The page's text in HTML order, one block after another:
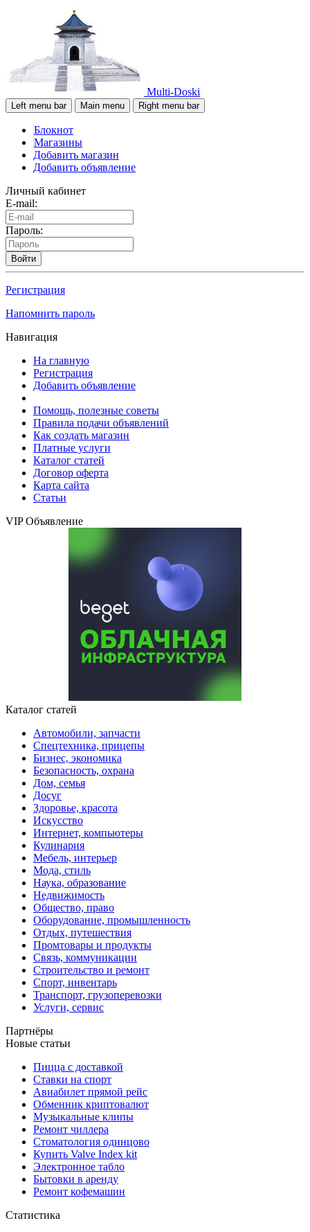
Multi-Doski
Left menu bar Main menu Right menu bar
Блокнот
Магазины
Добавить магазин
Добавить объявление
Личный кабинет
E-mail:
Пароль:
Войти
Регистрация
Напомнить пароль
Навигация
На главную
Регистрация
Добавить объявление
Помощь, полезные советы
Правила подачи объявлений
Как создать магазин
Платные услуги
Каталог статей
Договор оферта
Карта сайта
Статьи
VIP Объявление
Каталог статей
Автомобили, запчасти
Спецтехника, прицепы
Бизнес, экономика
Безопасность, охрана
Дом, семья
Досуг
Здоровье, красота
Искусство
Интернет, компьютеры
Кулинария
Мебель, интерьер
Мода, стиль
Наука, образование
Недвижимость
Общество, право
Оборудование, промышленность
Отдых, путешествия
Промтовары и продукты
Связь, коммуникации
Строительство и ремонт
Спорт, инвентарь
Транспорт, грузоперевозки
Услуги, сервис
Партнёры
Новые статьи
Пицца с доставкой
Ставки на спорт
Авиабилет прямой рейс
Обменник криптовалют
Музыкальные клипы
Ремонт чиллера
Стоматология одинцово
Купить Valve Index kit
Электронное табло
Бытовки в аренду
Ремонт кофемашин
Статистика